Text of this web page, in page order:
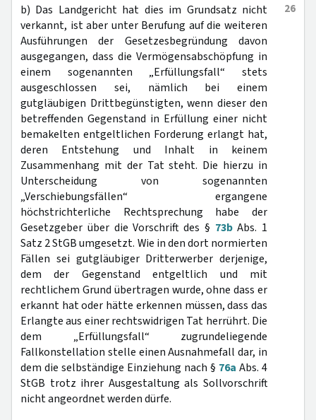
26
b) Das Landgericht hat dies im Grundsatz nicht
verkannt, ist aber unter Berufung auf die weiteren
Ausführungen der Gesetzesbegründung davon
ausgegangen, dass die Vermögensabschöpfung in
einem sogenannten „Erfüllungsfall“ stets
ausgeschlossen sei, nämlich bei einem
gutgläubigen Drittbegünstigten, wenn dieser den
betreffenden Gegenstand in Erfüllung einer nicht
bemakelten entgeltlichen Forderung erlangt hat,
deren Entstehung und Inhalt in keinem
Zusammenhang mit der Tat steht. Die hierzu in
Unterscheidung von sogenannten
„Verschiebungsfällen“ ergangene
höchstrichterliche Rechtsprechung habe der
Gesetzgeber über die Vorschrift des § 73bAbs. 1
Satz 2 StGB umgesetzt. Wie in den dort normierten
Fällen sei gutgläubiger Dritterwerber derjenige,
dem der Gegenstand entgeltlich und mit
rechtlichem Grund übertragen wurde, ohne dass er
erkannt hat oder hätte erkennen müssen, dass das
Erlangte aus einer rechtswidrigen Tat herrührt. Die
dem „Erfüllungsfall“ zugrundeliegende
Fallkonstellation stelle einen Ausnahmefall dar, in
dem die selbständige Einziehung nach § 76a Abs. 4
StGB trotz ihrer Ausgestaltung als Sollvorschrift
nicht angeordnet werden dürfe.